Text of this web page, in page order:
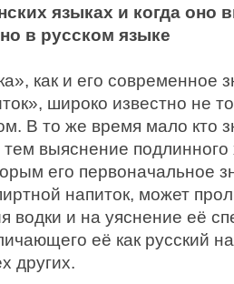
языках и когда оно
в русском языке
как и его современное
широко известно не
В то же время мало кто
выяснение подлинного
его первоначальное
напиток, может
водки и на уяснение её
её как русский
других.